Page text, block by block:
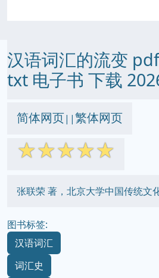
汉语词汇的流变
txt 电子书 下载
简体网页||繁体网页
☆☆☆☆☆
张联荣 著，北京大学中国传统文
图书标签:
汉语词汇
词汇史